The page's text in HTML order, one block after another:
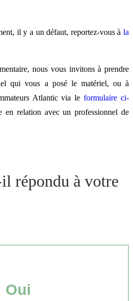
il y a un défaut, reportez-vous à la
nous vous invitons à prendre
qui vous a posé le matériel, ou à
Atlantic via leformulaire ci-
en relation avec un professionnel de
répondu à votre
Oui